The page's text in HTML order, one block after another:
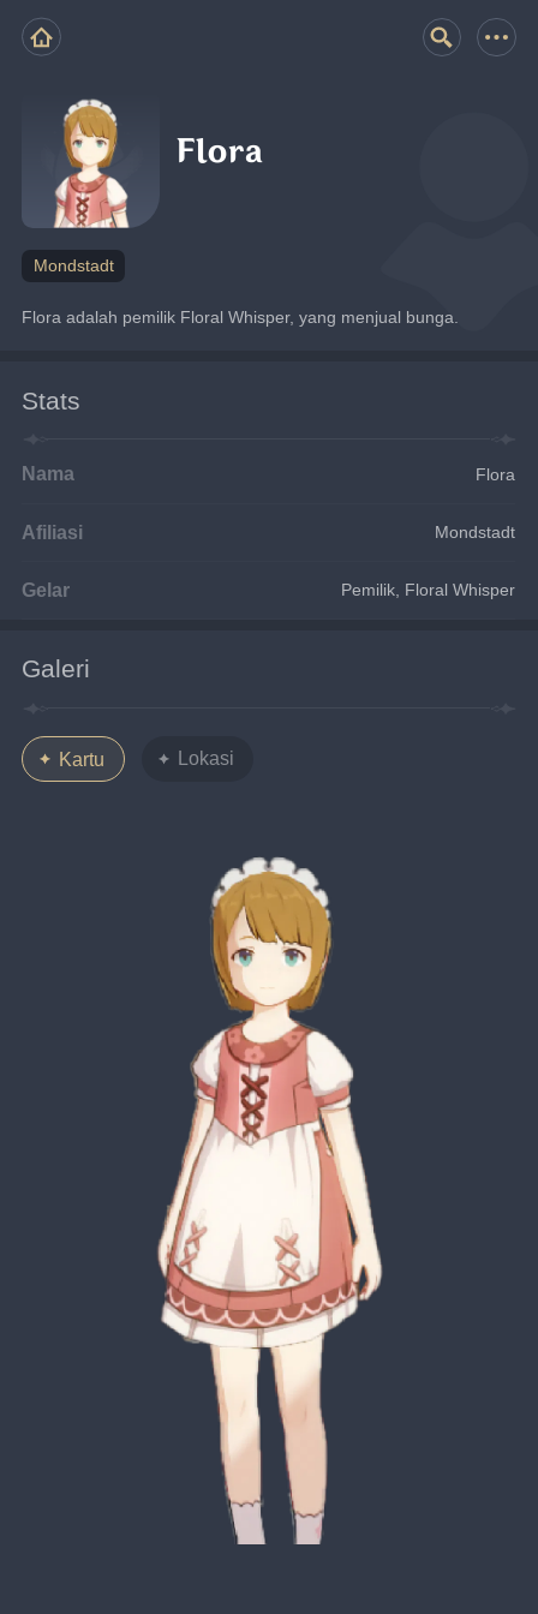
Flora
Mondstadt
Flora adalah pemilik Floral Whisper, yang menjual bunga.
Stats
Nama Flora
Afiliasi Mondstadt
Gelar Pemilik, Floral Whisper
Galeri
Kartu Lokasi